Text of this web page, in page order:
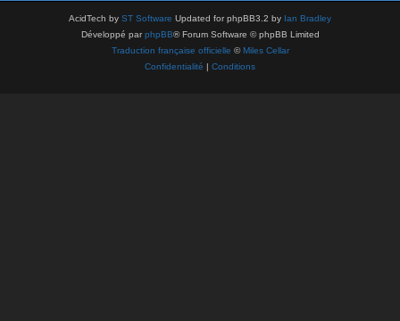
AcidTech by ST Software Updated for phpBB3.2 by Ian Bradley
Développé parphpBB® Forum Software © phpBB Limited
Traduction française officielle ©Miles Cellar
Confidentialité | Conditions